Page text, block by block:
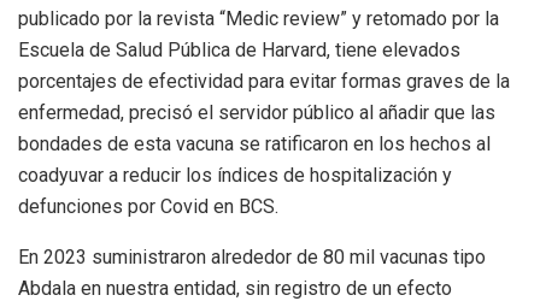
publicado por la revista “Medic review” y retomado por la
Escuela de Salud Pública de Harvard, tiene elevados
porcentajes de efectividad para evitar formas graves de la
enfermedad, precisó el servidor público al añadir que las
bondades de esta vacuna se ratificaron en los hechos al
coadyuvar a reducir los índices de hospitalización y
defunciones por Covid en BCS.
En 2023 suministraron alrededor de 80 mil vacunas tipo
Abdala en nuestra entidad, sin registro de un efecto